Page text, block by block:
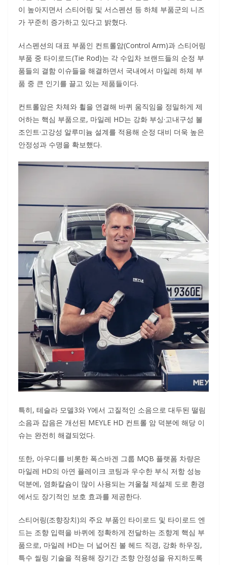
이 높아지면서 스티어링 및 서스펜션 등 하체 부품군의 니즈
가 꾸준히 증가하고 있다고 밝혔다.
서스펜션의 대표 부품인 컨트롤암(Control Arm)과 스티어링
부품 중 타이로드(Tie Rod)는 각 수입차 브랜드들의 순정 부
품들의 결함 이슈들을 해결하면서 국내에서 마일레 하체 부
품 중 큰 인기를 끌고 있는 제품들이다.
컨트롤암은 차체와 휠을 연결해 바퀴 움직임을 정밀하게 제
어하는 핵심 부품으로, 마일레 HD는 강화 부싱·고내구성 볼
조인트·고강성 알루미늄 설계를 적용해 순정 대비 더욱 높은
안정성과 수명을 확보했다.
특히, 테슬라 모델3와 Y에서 고질적인 소음으로 대두된 떨림
소음과 잡음은 개선된 MEYLE HD 컨트롤 암 덕분에 해당 이
슈는 완전히 해결되었다.
또한, 아우디를 비롯한 폭스바겐 그룹 MQB 플랫폼 차량은
마일레 HD의 아연 플레이크 코팅과 우수한 부식 저항 성능
덕분에, 염화칼슘이 많이 사용되는 겨울철 제설제 도로 환경
에서도 장기적인 보호 효과를 제공한다.
스티어링(조향장치)의 주요 부품인 타이로드 및 타이로드 엔
드는 조향 입력을 바퀴에 정확하게 전달하는 조향계 핵심 부
품으로, 마일레 HD는 더 넓어진 볼 헤드 직경, 강화 하우징,
특수 씰링 기술을 적용해 장기간 조향 안정성을 유지하도록